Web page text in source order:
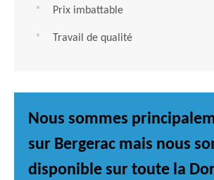
Prix imbattable
Travail de qualité
Nous sommes
sur Bergerac mais nous
disponible sur toute la